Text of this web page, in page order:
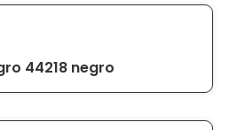
44218 negro